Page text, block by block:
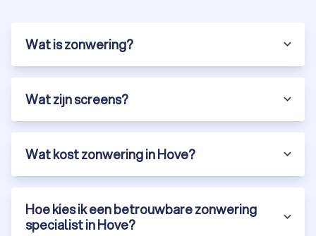
Wat is zonwering?
Wat zijn screens?
Wat kost zonwering in Hove?
Hoe kies ik een betrouwbare zonwering
specialist in Hove?